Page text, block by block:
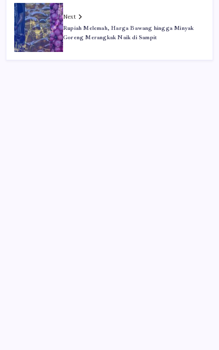
Next
Rupiah Melemah, Harga Bawang hingga Minyak
Goreng Merangkak Naik di Sampit